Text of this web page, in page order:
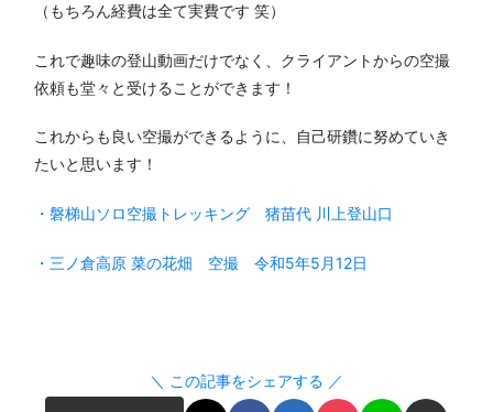
（もちろん経費は全て実費です 笑）
これで趣味の登山動画だけでなく、クライアントからの空撮
依頼も堂々と受けることができます！
これからも良い空撮ができるように、自己研鑽に努めていき
たいと思います！
・磐梯山ソロ空撮トレッキング 猪苗代 川上登山口
・三ノ倉高原 菜の花畑 空撮 令和5年5月12日
＼ この記事をシェアする ／